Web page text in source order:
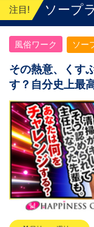
注目! ソープ
風俗ワーク ソー
その熱意、くす
す？自分史上最
価を。